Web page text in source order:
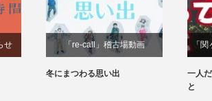
せ 「re-call」稽古場動画
冬にまつわる思い出
「
一人
と